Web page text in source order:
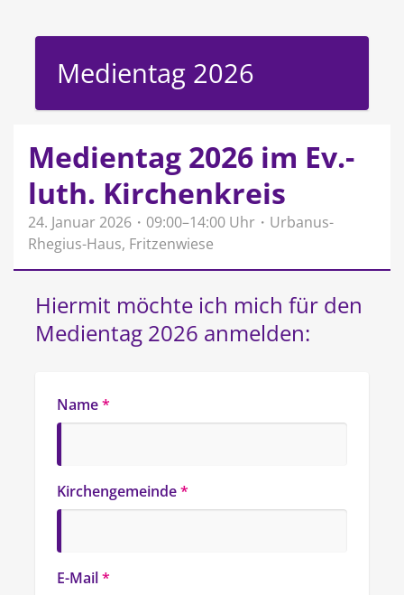
Medientag 2026
Medientag 2026 im Ev.-
luth. Kirchenkreis
24. Januar 2026・09:00–14:00 Uhr・Urbanus-
Rhegius-Haus, Fritzenwiese
Hiermit möchte ich mich für den
Medientag 2026 anmelden:
Name*
Kirchengemeinde*
E-Mail*